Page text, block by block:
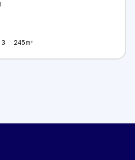
3 245m²